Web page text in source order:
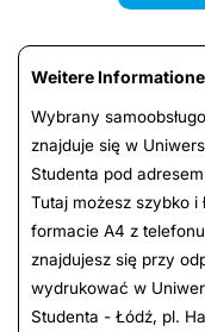
Weitere
Wybrany
znajduje się w
Studenta pod
Tutaj możesz szybko
formacie A4 z
znajdujesz się przy
wydrukować w
Studenta - Łódź, pl.